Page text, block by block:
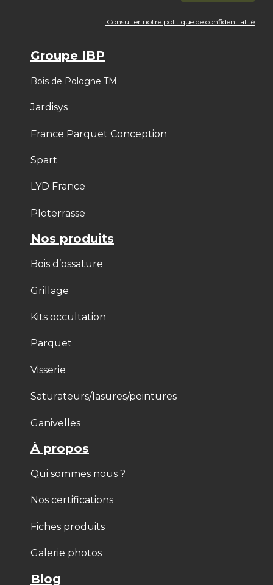
Consulter notre politique de confidentialité
Groupe IBP
Bois de Pologne TM
Jardisys
France Parquet Conception
Spart
LYD France
Ploterrasse
Nos produits
Bois d’ossature
Grillage
Kits occultation
Parquet
Visserie
Saturateurs/lasures/peintures
Ganivelles
À propos
Qui sommes nous ?
Nos certifications
Fiches produits
Galerie photos
Blog